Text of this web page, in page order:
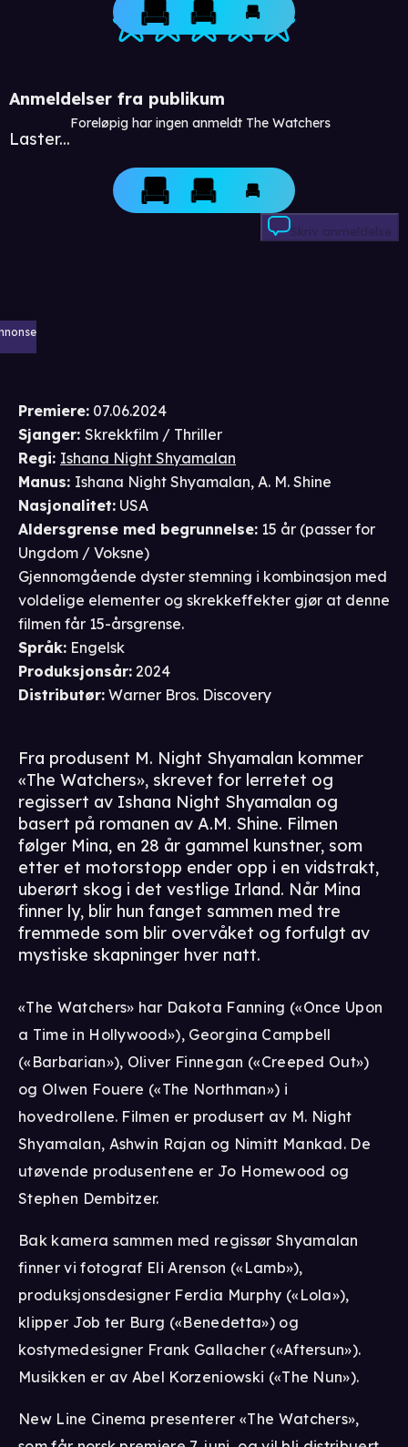
Anmeldelser fra publikum
Laster...
Foreløpig har ingen anmeldt The Watchers
Skriv anmeldelse
Premiere: 07.06.2024
Sjanger: Skrekkfilm / Thriller
Regi: Ishana Night Shyamalan
Manus: Ishana Night Shyamalan, A. M. Shine
Nasjonalitet: USA
Aldersgrense med begrunnelse: 15 år (passer for
Ungdom / Voksne)
Gjennomgående dyster stemning i kombinasjon med
voldelige elementer og skrekkeffekter gjør at denne
filmen får 15-årsgrense.
Språk: Engelsk
Produksjonsår: 2024
Distributør: Warner Bros. Discovery
Fra produsent M. Night Shyamalan kommer
«The Watchers», skrevet for lerretet og
regissert av Ishana Night Shyamalan og
basert på romanen av A.M. Shine. Filmen
følger Mina, en 28 år gammel kunstner, som
etter et motorstopp ender opp i en vidstrakt,
uberørt skog i det vestlige Irland. Når Mina
finner ly, blir hun fanget sammen med tre
fremmede som blir overvåket og forfulgt av
mystiske skapninger hver natt.
«The Watchers» har Dakota Fanning («Once Upon
a Time in Hollywood»), Georgina Campbell
(«Barbarian»), Oliver Finnegan («Creeped Out»)
og Olwen Fouere («The Northman») i
hovedrollene. Filmen er produsert av M. Night
Shyamalan, Ashwin Rajan og Nimitt Mankad. De
utøvende produsentene er Jo Homewood og
Stephen Dembitzer.
Bak kamera sammen med regissør Shyamalan
finner vi fotograf Eli Arenson («Lamb»),
produksjonsdesigner Ferdia Murphy («Lola»),
klipper Job ter Burg («Benedetta») og
kostymedesigner Frank Gallacher («Aftersun»).
Musikken er av Abel Korzeniowski («The Nun»).
New Line Cinema presenterer «The Watchers»,